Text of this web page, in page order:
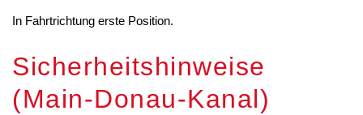
In Fahrtrichtung erste Position.
Sicherheitshinweise
(Main-Donau-Kanal)